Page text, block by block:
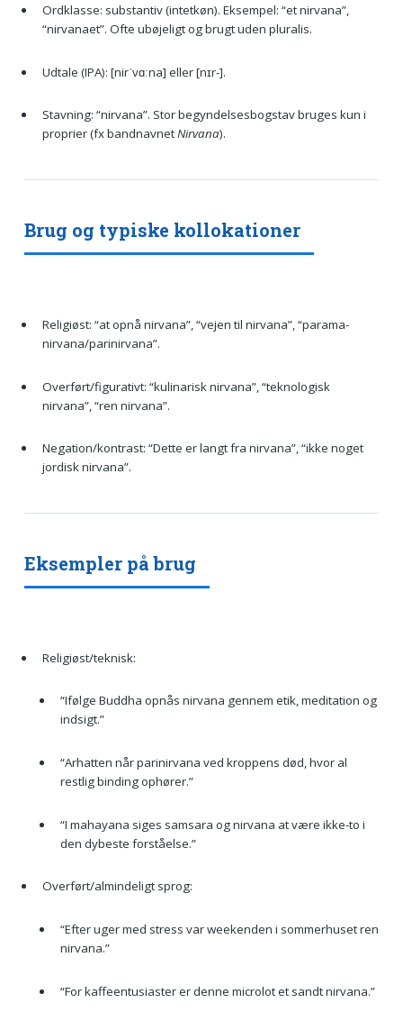
Ordklasse: substantiv (intetkøn). Eksempel: “et nirvana”,
“nirvanaet”. Ofte ubøjeligt og brugt uden pluralis.
Udtale (IPA): [nirˈvɑːna] eller [nɪr-].
Stavning: “nirvana”. Stor begyndelsesbogstav bruges kun i
proprier (fx bandnavnetNirvana).
Brug og typiske kollokationer
Religiøst: “at opnå nirvana”, “vejen til nirvana”, “parama-
nirvana/parinirvana”.
Overført/figurativt: “kulinarisk nirvana”, “teknologisk
nirvana”, “ren nirvana”.
Negation/kontrast: “Dette er langt fra nirvana”, “ikke noget
jordisk nirvana”.
Eksempler på brug
Religiøst/teknisk:
“Ifølge Buddha opnås nirvana gennem etik, meditation og
indsigt.”
“Arhatten når parinirvana ved kroppens død, hvor al
restlig binding ophører.”
“I mahayana siges samsara og nirvana at være ikke-to i
den dybeste forståelse.”
Overført/almindeligt sprog:
“Efter uger med stress var weekenden i sommerhuset ren
nirvana.”
“For kaffeentusiaster er denne microlot et sandt nirvana.”